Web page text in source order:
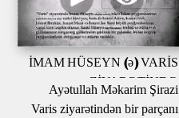
İMAM HÜSEYN (ə) VARİS
ZİYARƏTİNDƏ
Ayətullah Məkarim Şirazi
Varis ziyarətindən bir parçanı